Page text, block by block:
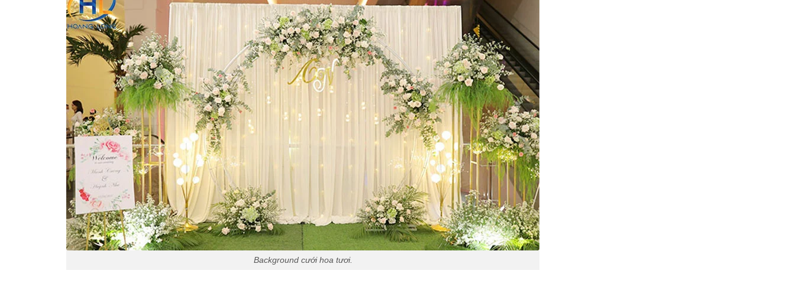
Background cưới hoa tươi.